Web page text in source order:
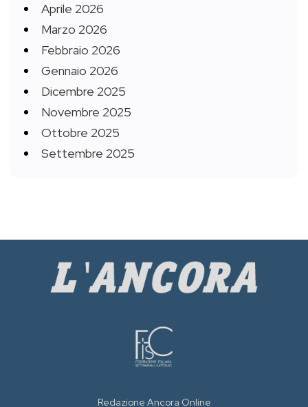
Aprile 2026
Marzo 2026
Febbraio 2026
Gennaio 2026
Dicembre 2025
Novembre 2025
Ottobre 2025
Settembre 2025
Redazione Ancora Online